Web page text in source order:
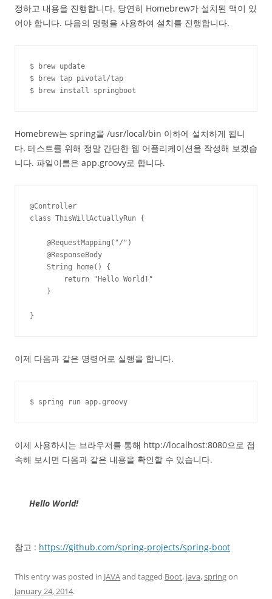
정하고 내용을 진행합니다. 당연히 Homebrew가 설치된 맥이 있
어야 합니다. 다음의 명령을 사용하여 설치를 진행합니다.
$ brew update
$ brew tap pivotal/tap
$ brew install springboot
Homebrew는 spring을 /usr/local/bin 이하에 설치하게 됩니
다. 테스트를 위해 정말 간단한 웹 어플리케이션을 작성해 보겠습
니다. 파일이름은 app.groovy로 합니다.
@Controller
class ThisWillActuallyRun {
    @RequestMapping("/")
    @ResponseBody
    String home() {
        return "Hello World!"
    }
}
이제 다음과 같은 명령어로 실행을 합니다.
$ spring run app.groovy
이제 사용하시는 브라우저를 통해 http://localhost:8080으로 접
속해 보시면 다음과 같은 내용을 확인할 수 있습니다.
Hello World!
참고 : https://github.com/spring-projects/spring-boot
This entry was posted in JAVAand tagged Boot, java,springon
January 24, 2014.